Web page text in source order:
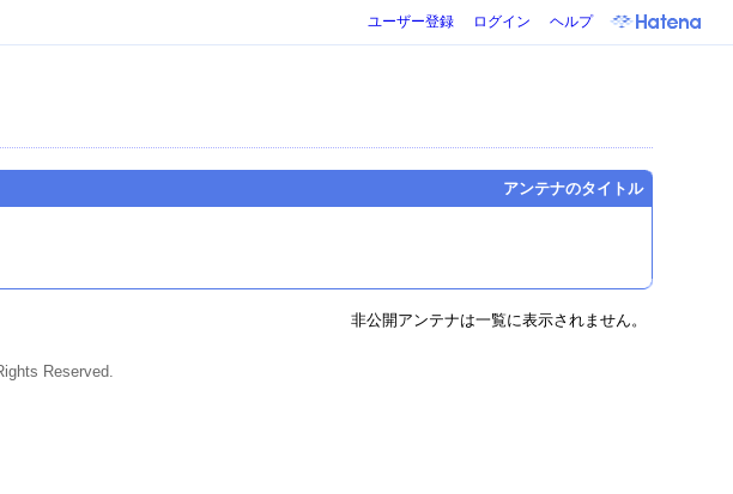
ユーザー登録 ログイン ヘルプ
アンテナのタイトル
非公開アンテナは一覧に表示されません。
Reserved.